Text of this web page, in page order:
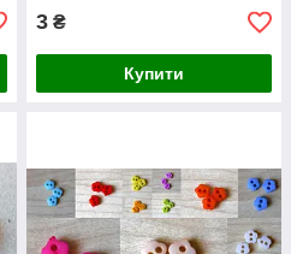
3 ₴
Купити